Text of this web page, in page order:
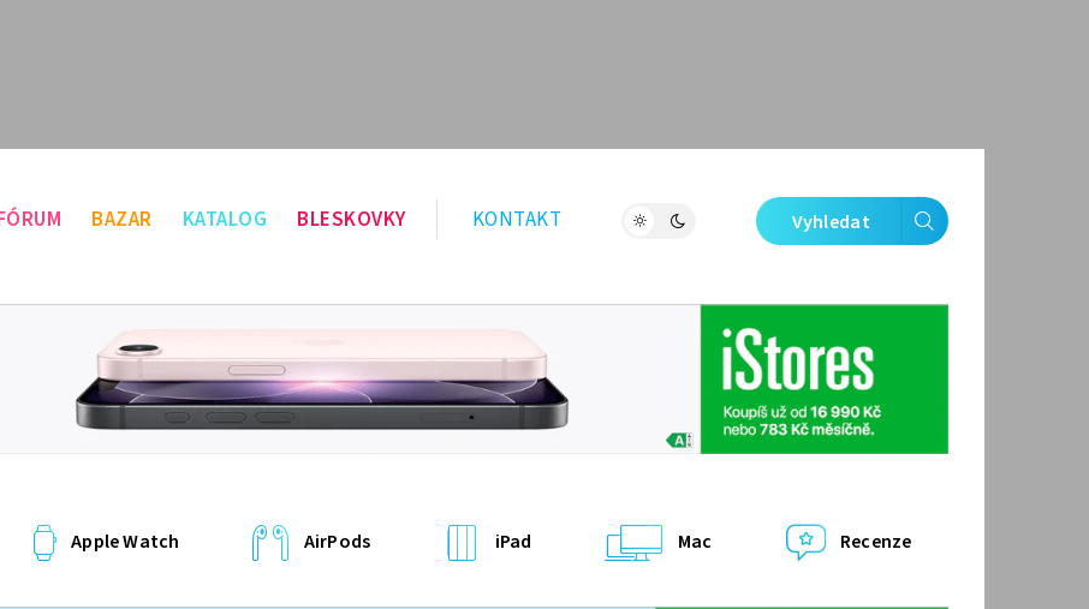
BAZAR KATALOG BLESKOVKY KONTAKT Vyhledat
Apple Watch AirPods iPad Mac Recenze